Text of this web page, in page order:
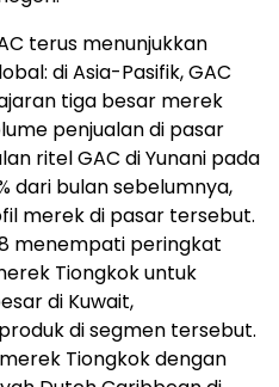
terus menunjukkan
di Asia-Pasifik, GAC
tiga besar merek
penjualan di pasar
ritel GAC di Yunani pada
dari bulan sebelumnya,
merek di pasar tersebut.
menempati peringkat
Tiongkok untuk
di Kuwait,
di segmen tersebut.
Tiongkok dengan